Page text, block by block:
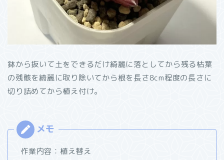
鉢から抜いて土をできるだけ綺麗に落としてから残る枯葉
の残骸を綺麗に取り除いてから根を長さ8cm程度の長さに
切り詰めてから植え付け。
作業内容：植え替え